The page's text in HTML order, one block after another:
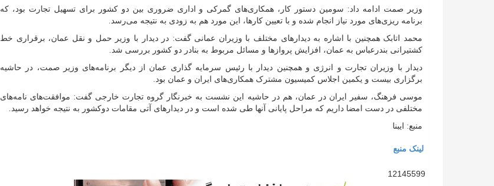
وزیر صمت ادامه داد: سومین دستور کار، همکاری‌های گمرکی و اداری ضروری بین دو کشور برای تسهیل تجارت بود، که
برنامه ریزی‌های مورد نیاز انجام شده و با تعیین کارها، این مورد هم به زودی به نتیجه می‌رسد.
محمد اتابک همچنین با اشاره به دیدار‌های مختلف با وزیران عمانی گفت: در دیدار با وزیر حمل و نقل عمان، برقراری خط
کشتیرانی بندرعباس به عمان، افزایش پرواز‌ها و مسائل مربوط به بنادر دو کشور بررسی شد.
دیدار با وزیران تجارت و انرژی و همچنین دیدار با رئیس سرمایه گذاری عمان از دیگر برنامه‌های وزیر صمت، در حاشیه
برگزاری بیست و یکمین اجلاس کمیسیون مشترک همکاری‌های ایران و عمان بود.
موسی فرهنگ، سفیر ایران در عمان، هم در حاشیه این نشست به خبرنگار گروه تجارت خارجی گفت: موافقت‌های نامه‌های
مختلفی در دست امضا داریم که مراحل پایانی آنها طی شده است و در دیدار‌های آتی مقامات دوکشور به نتیجه خواهد رسید.
منبع: ایبنا
لینک منبع
12145599